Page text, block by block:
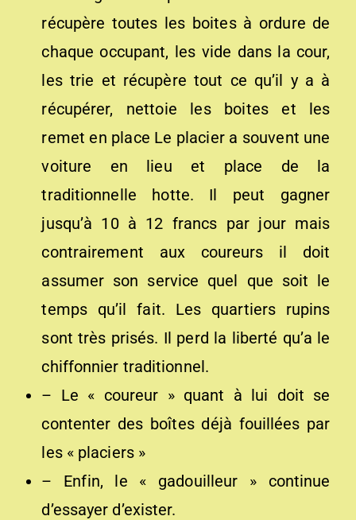
récupère toutes les boites à ordure de
chaque occupant, les vide dans la cour,
les trie et récupère tout ce qu’il y a à
récupérer, nettoie les boites et les
remet en place Le placier a souvent une
voiture en lieu et place de la
traditionnelle hotte. Il peut gagner
jusqu’à 10 à 12 francs par jour mais
contrairement aux coureurs il doit
assumer son service quel que soit le
temps qu’il fait. Les quartiers rupins
sont très prisés. Il perd la liberté qu’a le
chiffonnier traditionnel.
– Le « coureur » quant à lui doit se
contenter des boîtes déjà fouillées par
les « placiers »
– Enfin, le « gadouilleur » continue
d’essayer d’exister.